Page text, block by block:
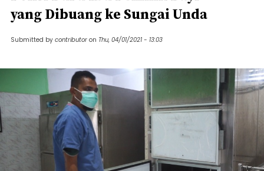
yang Dibuang ke Sungai Unda
Submitted by contributor on Thu, 04/01/2021 - 13:03